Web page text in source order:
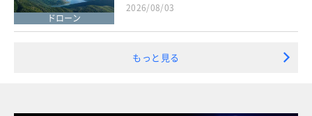
ドローン
2026/08/03
もっと見る